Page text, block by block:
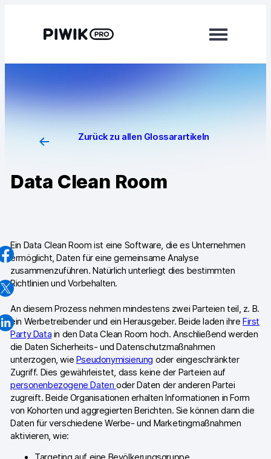
Analytics
Tag Manager
Consent Manager
Integrationen
Changelog
Professionelle Services
Datenschutz & Sicherheit
Analytics für Web & Mobile
Analytics für Produktteams
Tag Management
Datenaktivierung
Datenschutz Compliance
Zurück zu allen Glossarartikeln
Data Clean Room
Ein Data Clean Room ist eine Software, die es Unternehmen
ermöglicht, Daten für eine gemeinsame Analyse
zusammenzuführen. Natürlich unterliegt dies bestimmten
Richtlinien und Vorbehalten.
An diesem Prozess nehmen mindestens zwei Parteien teil, z. B.
ein Werbetreibender und ein Herausgeber. Beide laden ihreFirst
Party Data in den Data Clean Room hoch. Anschließend werden
die Daten Sicherheits- und Datenschutzmaßnahmen
unterzogen, wie Pseudonymisierung oder eingeschränkter
Zugriff. Dies gewährleistet, dass keine der Parteien auf
personenbezogene Datenoder Daten der anderen Partei
zugreift. Beide Organisationen erhalten Informationen in Form
von Kohorten und aggregierten Berichten. Sie können dann die
Daten für verschiedene Werbe- und Marketingmaßnahmen
aktivieren, wie: